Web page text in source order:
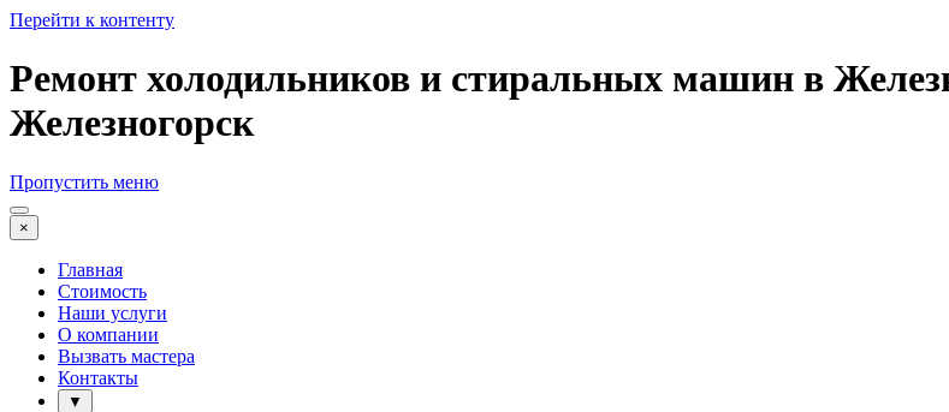
Перейти к контенту
Ремонт холодильников и стиральных машин в
Железногорск
Пропустить меню
×
Главная
Стоимость
Наши услуги
О компании
Вызвать мастера
Контакты
▼